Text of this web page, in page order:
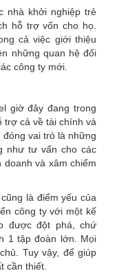
nhà khởi nghiệp trẻ
hỗ trợ vốn cho họ.
cả việc giới thiệu
những quan hệ đối
công ty mới.
giờ đây đang trong
trợ cả về tài chính và
vai trò là những
như tư vấn cho các
và xâm chiếm
là điểm yếu của
công ty với một kế
được đột phá, chứ
1 tập đoàn lớn. Mọi
Tuy vậy, để giúp
cần thiết.